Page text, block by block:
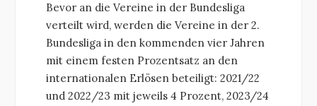
Bevor an die Vereine in der Bundesliga
verteilt wird, werden die Vereine in der 2.
Bundesliga in den kommenden vier Jahren
mit einem festen Prozentsatz an den
internationalen Erlösen beteiligt: 2021/22
und 2022/23 mit jeweils 4 Prozent, 2023/24